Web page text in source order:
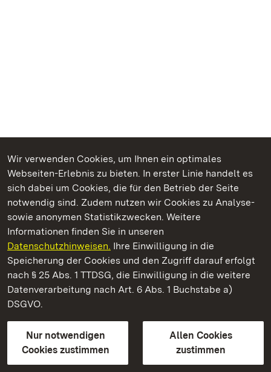
Wir verwenden Cookies, um Ihnen ein optimales
Webseiten-Erlebnis zu bieten. In erster Linie handelt es
sich dabei um Cookies, die für den Betrieb der Seite
notwendig sind. Zudem nutzen wir Cookies zu Analyse-
sowie anonymen Statistikzwecken. Weitere
Informationen finden Sie in unseren
Datenschutzhinweisen. Ihre Einwilligung in die
Speicherung der Cookies und den Zugriff darauf erfolgt
nach § 25 Abs. 1 TTDSG, die Einwilligung in die weitere
Datenverarbeitung nach Art. 6 Abs. 1 Buchstabe a)
DSGVO.
Nur notwendigen
Cookies zustimmen
Allen Cookies
zustimmen
Kommen. Staunen. Genießen.
Staatliche Schlösser und Gärten Baden‑Württemberg
Staatliche Schlösser und Gärten Baden-Württemberg
Kontakt
GebärdenspracheLeichte Sprache
Erklärung zur Barrierefreiheit
BITV-konform (geprüfte Seiten)